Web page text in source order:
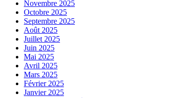
Novembre 2025
Octobre 2025
Septembre 2025
Août 2025
Juillet 2025
Juin 2025
Mai 2025
Avril 2025
Mars 2025
Février 2025
Janvier 2025